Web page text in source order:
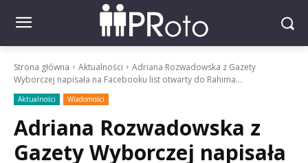
Strona główna Aktualności
Adriana Rozwadowska z Gazety
Wyborczej napisała na Facebooku list otwarty do Rahima...
Aktualności Wiadomości
Adriana Rozwadowska z
Gazety Wyborczej napisała